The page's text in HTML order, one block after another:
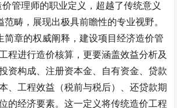
价管理师的职业定义，超越了传统意义
范畴，展现出极具前瞻性的专业视野。
简章的权威阐释，建设项目经济造价管
程进行造价核算，更要涵盖效益分析及
资构成、注册资本金、自有资金、贷款
、工程效益（税前与税后）、还贷款期
的经济要素。这一定义将传统造价工程